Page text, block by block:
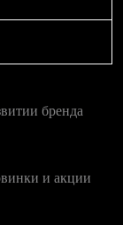
бренда
и акции